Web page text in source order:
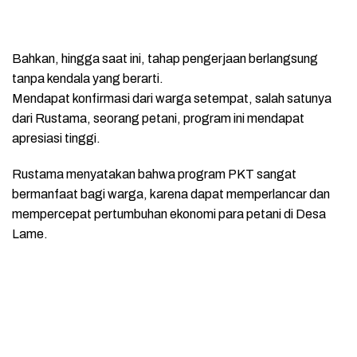
Bahkan, hingga saat ini, tahap pengerjaan berlangsung
tanpa kendala yang berarti.
Mendapat konfirmasi dari warga setempat, salah satunya
dari Rustama, seorang petani, program ini mendapat
apresiasi tinggi.
Rustama menyatakan bahwa program PKT sangat
bermanfaat bagi warga, karena dapat memperlancar dan
mempercepat pertumbuhan ekonomi para petani di Desa
Lame.